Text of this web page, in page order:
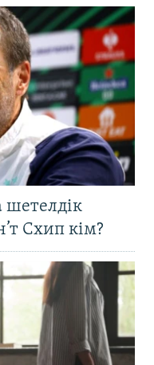
шетелдік
Схип кім?